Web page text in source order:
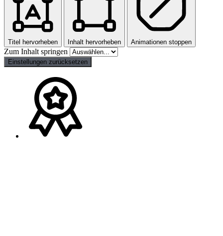
Titel hervorheben Inhalt hervorheben Animationen stoppen
Zum Inhalt springen
Einstellungen zurücksetzen